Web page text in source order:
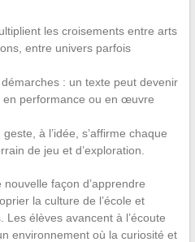
les croisements entre arts
entre univers parfois
: un texte peut devenir
en performance ou en œuvre
à l’idée, s’affirme chaque
de jeu et d’exploration.
façon d’apprendre
la culture de l’école et
élèves avancent à l’écoute
environnement où la curiosité et